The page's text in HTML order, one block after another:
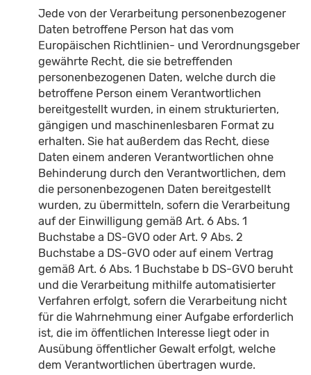
Jede von der Verarbeitung personenbezogener
Daten betroffene Person hat das vom
Europäischen Richtlinien- und Verordnungsgeber
gewährte Recht, die sie betreffenden
personenbezogenen Daten, welche durch die
betroffene Person einem Verantwortlichen
bereitgestellt wurden, in einem strukturierten,
gängigen und maschinenlesbaren Format zu
erhalten. Sie hat außerdem das Recht, diese
Daten einem anderen Verantwortlichen ohne
Behinderung durch den Verantwortlichen, dem
die personenbezogenen Daten bereitgestellt
wurden, zu übermitteln, sofern die Verarbeitung
auf der Einwilligung gemäß Art. 6 Abs. 1
Buchstabe a DS-GVO oder Art. 9 Abs. 2
Buchstabe a DS-GVO oder auf einem Vertrag
gemäß Art. 6 Abs. 1 Buchstabe b DS-GVO beruht
und die Verarbeitung mithilfe automatisierter
Verfahren erfolgt, sofern die Verarbeitung nicht
für die Wahrnehmung einer Aufgabe erforderlich
ist, die im öffentlichen Interesse liegt oder in
Ausübung öffentlicher Gewalt erfolgt, welche
dem Verantwortlichen übertragen wurde.